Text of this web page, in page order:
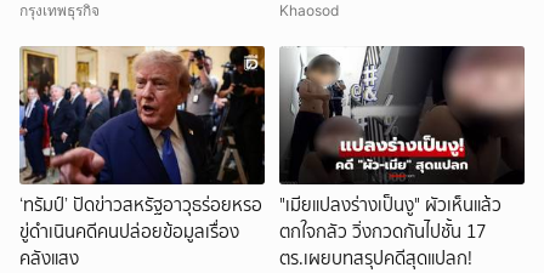
กรุงเทพธุรกิจ Khaosod
‘ทรัมป์’ ปัดข่าวสหรัฐอาวุธร่อยหรอ
ขู่ดำเนินคดีคนปล่อยข้อมูลเรื่อง
คลังแสง
"เมียแปลงร่างเป็นงู" ผัวเห็นแล้ว
ตกใจกลัว วิ่งกวดกันไปชั้น 17
ตร.เผยบทสรุปคดีสุดแปลก!